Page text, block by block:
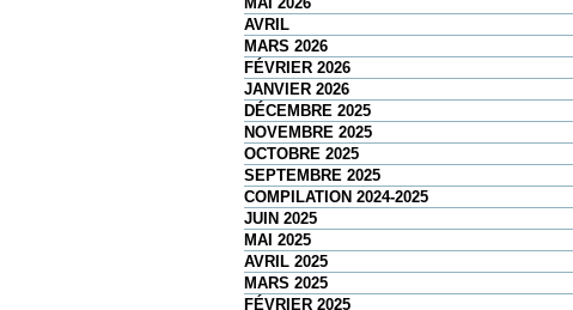
AVRIL
MARS 2026
FÉVRIER 2026
JANVIER 2026
DÉCEMBRE 2025
NOVEMBRE 2025
OCTOBRE 2025
SEPTEMBRE 2025
COMPILATION 2024-2025
JUIN 2025
MAI 2025
AVRIL 2025
MARS 2025
FÉVRIER 2025